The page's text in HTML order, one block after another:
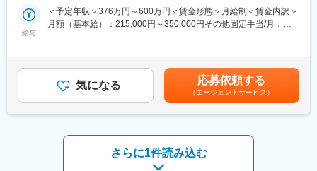
＜現在取り組んでいる開発について＞
◎愛知・武豊工場
・世界最大級のミキサーにより、大型衛星打上げ用のH-IIA、H-IIB
用固体ロケットブースタ（SRB-A）、H3用固体ロケットブースタ
（SRB-3）を製造
産業用爆薬、防衛用火工品、ロケット用固体推進薬、民生品 な
世界でも稀有な総合火薬メーカーとして確固たる事業基盤を築い
武豊町の本社「ダイハツ半田南店」と、半田市住吉町にある「ダ
イハツ半田北店」の２店舗があり、当地区最大級の自動車展示場
とショールーム・サービス工場を併設しています。勤務地につい
■業務の流れ
9：00～掃除/朝礼
9：30～来客対応：受付後、お客様へのヒアリングやご要望に対
13：00～納車対応
15：00～商談：ご予約のお客様1件につき2時間程度の商談を1・2
給与
＜予定年収＞376万円～600万円＜賃金形態＞月給制＜賃金内訳＞
月額（基本給）：215,000円～350,000円その他固定手当/月：
間付与 途中ご自身のタイミングでインセンティブ製に変更可能
です）■モデル年収・25歳 勤続5年 400万・30歳 勤続10年
500万・40歳 勤続15年 600万賃金はあくまでも目安の金額で
あり、選考を通じて上下する可能性があります。月給(月額)は固定
気になる 応募依頼する
（エージェントサービス）
さらに1件読み込む